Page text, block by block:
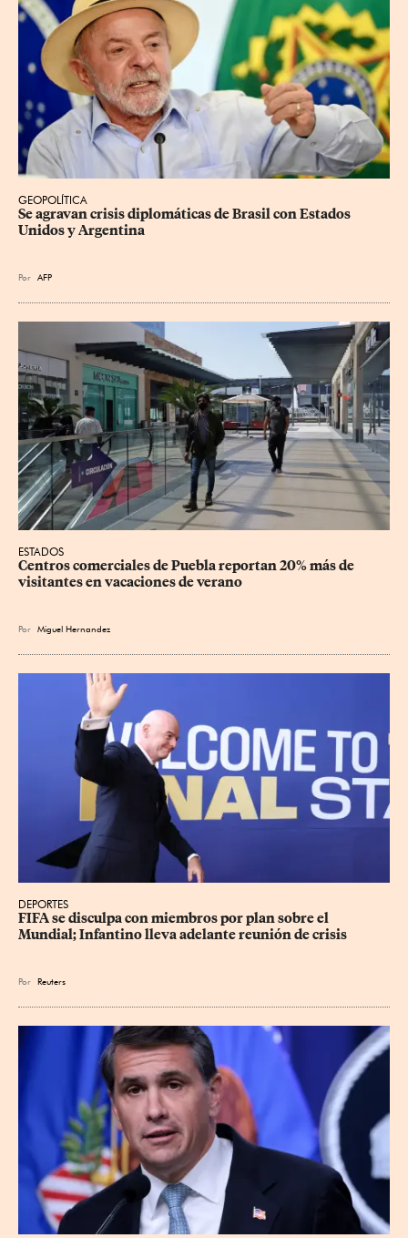
GEOPOLÍTICA
Se agravan crisis diplomáticas de Brasil con Estados
Unidos y Argentina
Por AFP
ESTADOS
Centros comerciales de Puebla reportan 20% más de
visitantes en vacaciones de verano
Por Miguel Hernandez
DEPORTES
FIFA se disculpa con miembros por plan sobre el
Mundial; Infantino lleva adelante reunión de crisis
Por Reuters